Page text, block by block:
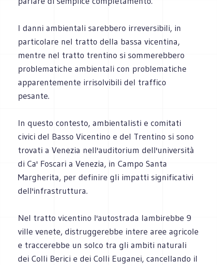
I danni ambientali sarebbero irreversibili, in
particolare nel tratto della bassa vicentina,
mentre nel tratto trentino si sommerebbero
problematiche ambientali con problematiche
apparentemente irrisolvibili del traffico
pesante.
In questo contesto, ambientalisti e comitati
civici del Basso Vicentino e del Trentino si sono
trovati a Venezia nell'auditorium dell'università
di Ca' Foscari a Venezia, in Campo Santa
Margherita, per definire gli impatti significativi
dell'infrastruttura.
Nel tratto vicentino l'autostrada lambirebbe 9
ville venete, distruggerebbe intere aree agricole
e traccerebbe un solco tra gli ambiti naturali
dei Colli Berici e dei Colli Euganei, cancellando il